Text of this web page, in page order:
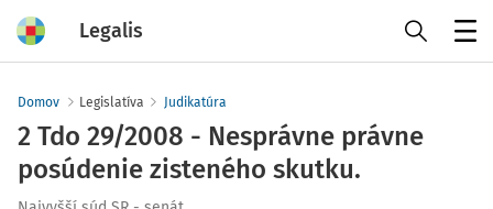
Legalis
Domov Legislatíva Judikatúra
2 Tdo 29/2008 - Nesprávne právne
posúdenie zisteného skutku.